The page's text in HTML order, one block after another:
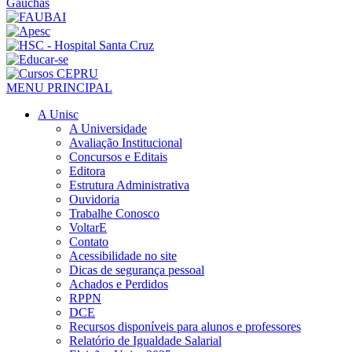
MENU PRINCIPAL
A Unisc
A Universidade
Avaliação Institucional
Concursos e Editais
Editora
Estrutura Administrativa
Ouvidoria
Trabalhe Conosco
VoltarE
Contato
Acessibilidade no site
Dicas de segurança pessoal
Achados e Perdidos
RPPN
DCE
Recursos disponíveis para alunos e professores
Relatório de Igualdade Salarial